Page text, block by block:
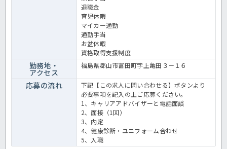
退職金
育児休暇
マイカー通勤
通勤手当
お盆休暇
資格取得支援制度
勤務地・
アクセス
福島県郡山市富田町字上亀田３－１６
応募の流れ
下記【この求人に問い合わせる】ボタンより
必要事項を記入の上ご応募ください。
1、キャリアアドバイザーと電話面談
2、面接（1回）
3、内定
4、健康診断・ユニフォーム合わせ
5、入職